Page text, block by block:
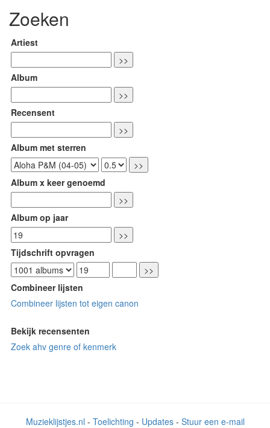
Zoeken
Artiest
Album
Recensent
Album met sterren
Album x keer genoemd
Album op jaar
Tijdschrift opvragen
Combineer lijsten
Combineer lijsten tot eigen canon
Bekijk recensenten
Zoek ahv genre of kenmerk
Muzieklijstjes.nl - Toelichting - Updates- Stuur een e-mail